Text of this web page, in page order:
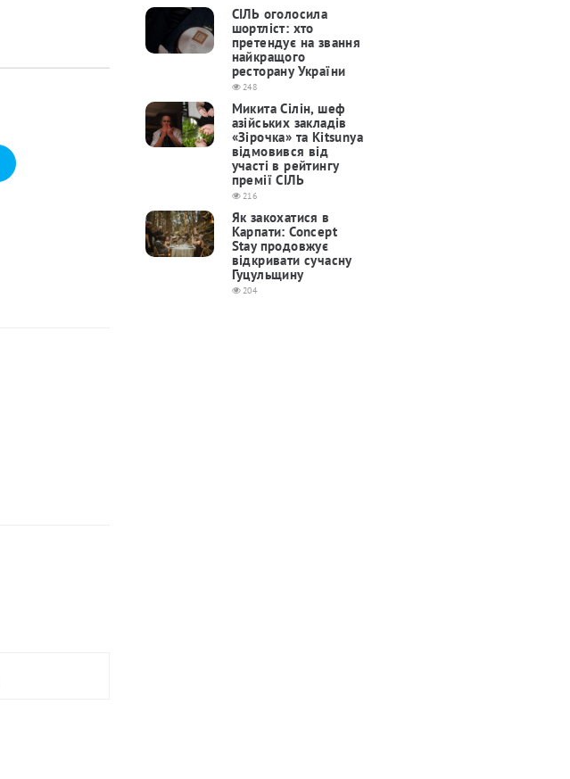
СІЛЬ оголосила
шортліст: хто
претендує на звання
найкращого
ресторану України
248
Микита Сілін, шеф
азійських закладів
«Зірочка» та Kitsunya
відмовився від
участі в рейтингу
премії СІЛЬ
216
Як закохатися в
Карпати: Concept
Stay продовжує
відкривати сучасну
Гуцульщину
204